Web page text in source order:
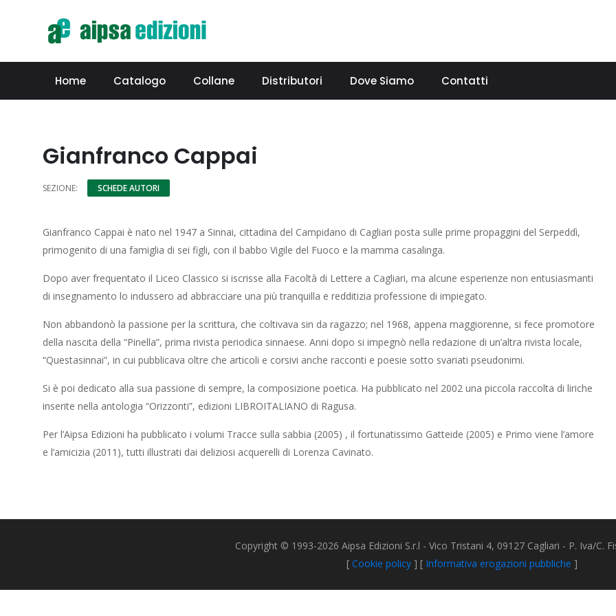
Home Catalogo Collane Distributori Dove Siamo Contatti
Gianfranco Cappai
SEZIONE: SCHEDE AUTORI
Gianfranco Cappai è nato nel 1947 a Sinnai, cittadina del Campidano di Cagliari posta sulle prime propaggini del Serpeddì,
primogenito di una famiglia di sei figli, con il babbo Vigile del Fuoco e la mamma casalinga.
Dopo aver frequentato il Liceo Classico si iscrisse alla Facoltà di Lettere a Cagliari, ma alcune esperienze non entusiasmanti
di insegnamento lo indussero ad abbracciare una più tranquilla e redditizia professione di impiegato.
Non abbandonò la passione per la scrittura, che coltivava sin da ragazzo; nel 1968, appena maggiorenne, si fece promotore
della nascita della “Pinella”, prima rivista periodica sinnaese. Anni dopo si impegnò nella redazione di un’altra rivista locale,
“Questasinnai”, in cui pubblicava oltre che articoli e corsivi anche racconti e poesie sotto svariati pseudonimi.
Si è poi dedicato alla sua passione di sempre, la composizione poetica. Ha pubblicato nel 2002 una piccola raccolta di liriche
inserite nella antologia “Orizzonti”, edizioni LIBROITALIANO di Ragusa.
Per l’Aipsa Edizioni ha pubblicato i volumi Tracce sulla sabbia (2005) , il fortunatissimo Gatteide (2005) e Primo viene l’amore
e l’amicizia (2011), tutti illustrati dai deliziosi acquerelli di Lorenza Cavinato.
Copyright © 1993-2026 Aipsa Edizioni S.r.l - Vico Tristani 4, 09127 Cagliari - P. Iva/C.
[ Cookie policy ] [ Informativa erogazioni pubbliche ]